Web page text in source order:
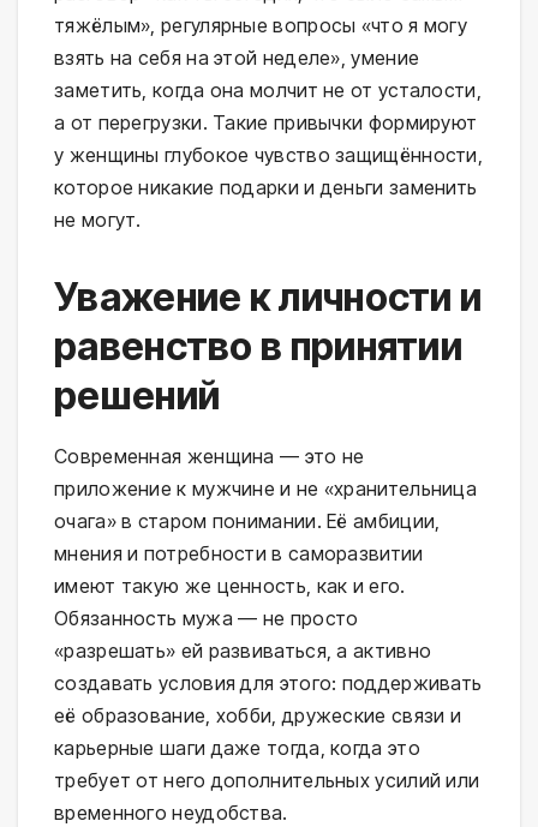
тяжёлым», регулярные вопросы «что я могу
взять на себя на этой неделе», умение
заметить, когда она молчит не от усталости,
а от перегрузки. Такие привычки формируют
у женщины глубокое чувство защищённости,
которое никакие подарки и деньги заменить
не могут.
Уважение к личности и
равенство в принятии
решений
Современная женщина — это не
приложение к мужчине и не «хранительница
очага» в старом понимании. Её амбиции,
мнения и потребности в саморазвитии
имеют такую же ценность, как и его.
Обязанность мужа — не просто
«разрешать» ей развиваться, а активно
создавать условия для этого: поддерживать
её образование, хобби, дружеские связи и
карьерные шаги даже тогда, когда это
требует от него дополнительных усилий или
временного неудобства.